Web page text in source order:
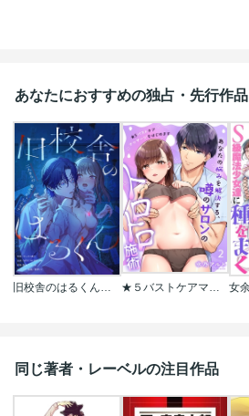
あなたにおすすめの独占・先行作品
旧校舎のはるくん～二人きりの鬼ごっこ、しよう？ ★５バストケアマッサージをはじめます～あなたの悩みを解決する、噂のサロンのトロトロ施術
同じ著者・レーベルの注目作品